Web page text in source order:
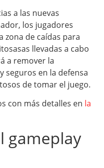
a las nuevas
los jugadores
zona de caídas para
llevadas a cabo
a remover la
seguros en la defensa
de tomar el juego.
con más detalles en la
gameplay